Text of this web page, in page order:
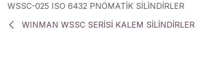
WSSC-025 ISO 6432 PNÖMATİK SİLİNDİRLER
WINMAN WSSC SERİSİ KALEM SİLİNDİRLER